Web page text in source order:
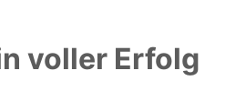
voller Erfolg